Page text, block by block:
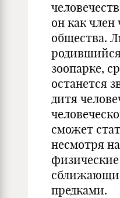
он как член
общества.
зоопарке,
останется
дитя
сможет
несмотря
предками.